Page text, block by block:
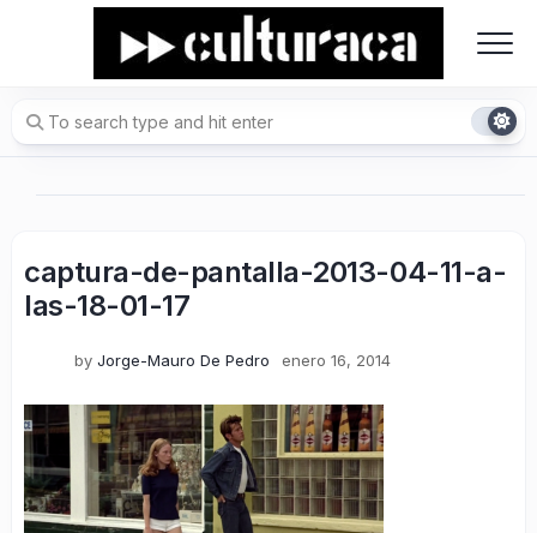
captura-de-pantalla-2013-04-11-a-
las-18-01-17
by Jorge-Mauro De Pedro enero 16, 2014